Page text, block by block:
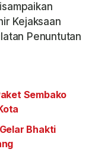
Kejaksaan
Penuntutan
Sembako
Bhakti